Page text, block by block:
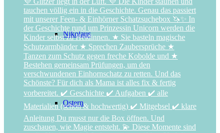
Nikolaus
Ostern